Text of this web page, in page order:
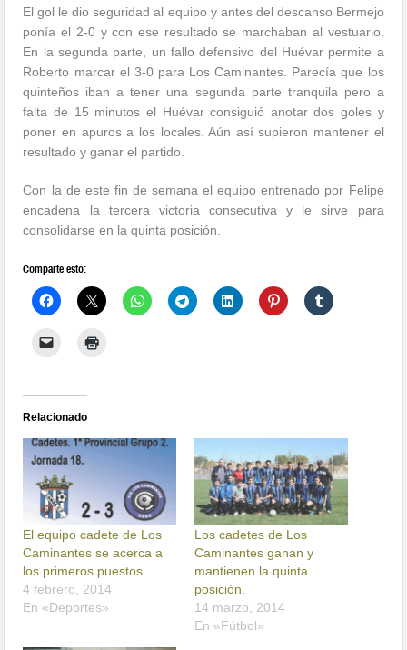
El gol le dio seguridad al equipo y antes del descanso Bermejo
ponía el 2-0 y con ese resultado se marchaban al vestuario.
En la segunda parte, un fallo defensivo del Huévar permite a
Roberto marcar el 3-0 para Los Caminantes. Parecía que los
quinteños iban a tener una segunda parte tranquila pero a
falta de 15 minutos el Huévar consiguió anotar dos goles y
poner en apuros a los locales. Aún así supieron mantener el
resultado y ganar el partido.
Con la de este fin de semana el equipo entrenado por Felipe
encadena la tercera victoria consecutiva y le sirve para
consolidarse en la quinta posición.
Comparte esto:
Relacionado
El equipo cadete de Los
Caminantes se acerca a
los primeros puestos.
4 febrero, 2014
En «Deportes»
Los cadetes de Los
Caminantes ganan y
mantienen la quinta
posición.
14 marzo, 2014
En «Fútbol»